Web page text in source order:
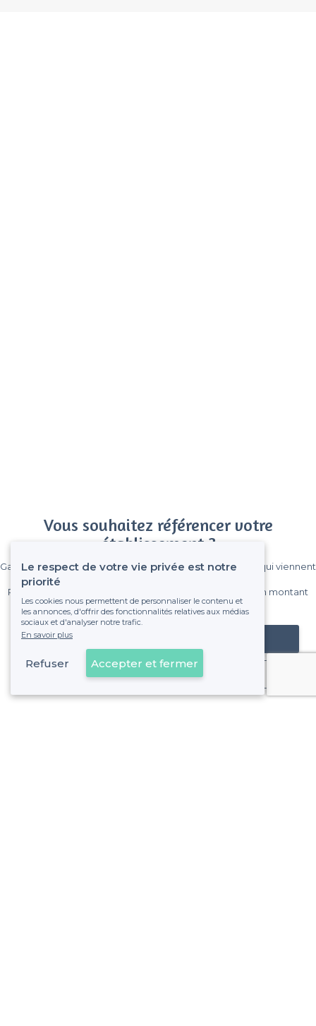
Vous souhaitez référencer votre
établissement ?
Gagnez de nombreux clients parmi le million de visiteurs qui viennent
Pas de commissions et sans engagement, vous payez un montant
fixe sans risque de voir déraper la facture.
Référencer mon établissement
Déjà client
Le respect de votre vie privée est notre
priorité
Les cookies nous permettent de personnaliser le contenu et
les annonces, d'offrir des fonctionnalités relatives aux médias
sociaux et d'analyser notre trafic.
En savoir plus
Refuser Accepter et fermer